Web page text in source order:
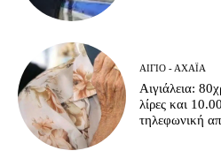
ΑΊΓΙΟ - ΑΧΑΪ́Α
Αιγιάλεια:
λίρες και
τηλεφωνική